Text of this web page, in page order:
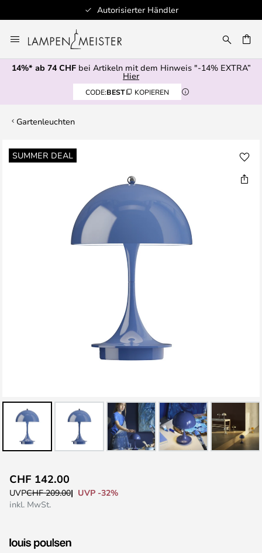
Autorisierter Händler
Inhalt
springen
14%* ab 74 CHFbei Artikeln mit dem Hinweis "-14% EXTRA”
Hier
CODE:BEST KOPIEREN
Gartenleuchten
SUMMER DEAL
Zum
Ende
Anfang
der
CHF 142.00
UVPCHF 209.00
UVP -32%
inkl. MwSt.